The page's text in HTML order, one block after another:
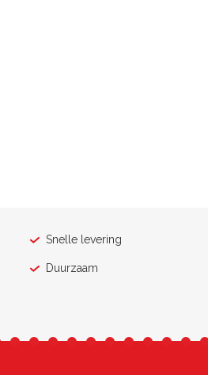
Snelle levering
Duurzaam